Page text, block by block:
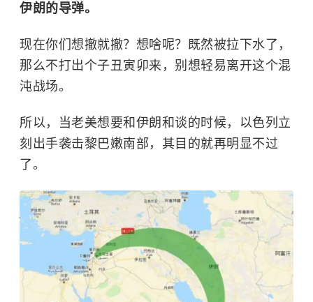
伊朗的导弹。
现在你们想撤就撤？想啥呢？既然被拉下水了，
那么不打出个子丑寅卯来，别想轻易离开这个混
沌战场。
所以，当老美想要和伊朗和谈的时候，以色列立
刻出手袭击黎巴嫩南部，其目的就再明显不过
了。